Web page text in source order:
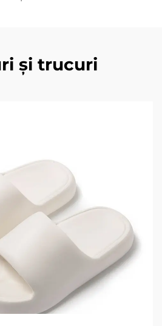
și trucuri